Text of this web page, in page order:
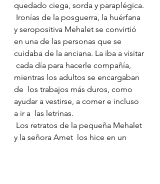
quedado ciega, sorda y paraplégica.
Ironías de la posguerra, la huérfana
y seropositiva Mehalet se convirtió
en una de las personas que se
cuidaba de la anciana. La iba a visitar
cada día para hacerle compañía,
mientras los adultos se encargaban
de  los trabajos más duros, como
ayudar a vestirse, a comer e incluso
a ir a  las letrinas.
y la señora Amet  los hice en un